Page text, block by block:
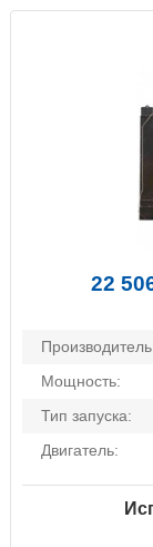
22
Мощность:
Тип запуска:
Двигатель: